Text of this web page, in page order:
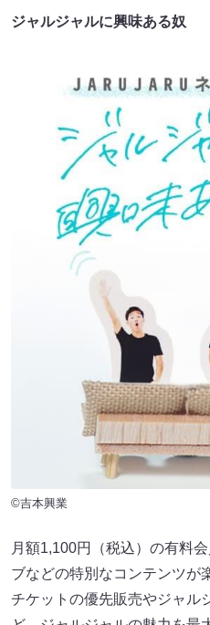
ジャルジャルに興味ある奴
©吉本興業
月額1,100円（税込）の有料
ブなどの特別なコンテンツが
チケットの優先販売やジャル